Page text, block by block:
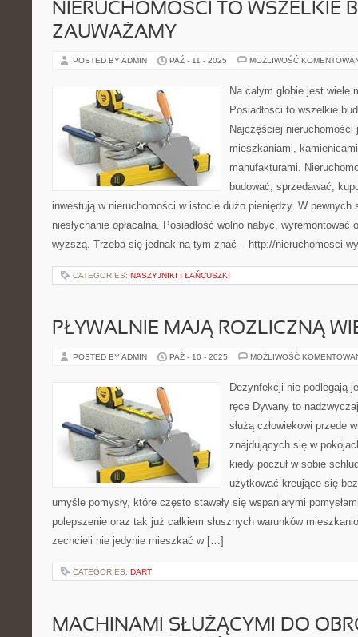
NIERUCHOMOŚCI TO WSZELKIE
ZAUWAŻAMY
POSTED BY ADMIN PAŹ - 11 - 2025 MOŻLIWOŚĆ
Na całym globie jest wiele
Posiadłości to wszelkie
Najczęściej
mieszkaniami,
manufakturami.
budować, sprzedawać,
inwestują w nieruchomości w istocie dużo pieniędzy. W
niesłychanie opłacalna. Posiadłość wolno nabyć,
wyższą. Trzeba się jednak na tym znać – http://nieruchomosci-
CATEGORIES: NASZYJNIKI I ŁAŃCUSZKI
PŁYWALNIE MAJĄ ROZLICZNĄ
POSTED BY ADMIN PAŹ - 10 - 2025 MOŻLIWOŚĆ
Dezynfekcji nie podlegają
ręce Dywany to
służą człowiekowi przede
znajdujących się w
kiedy poczuł w sobie
użytkować kreujące się
umyśle pomysły, które często stawały się wspaniałymi
polepszenie oraz tak już całkiem słusznych warunków
zechcieli nie jedynie mieszkać w […]
CATEGORIES: DART
MACHINAMI SŁUŻĄCYMI DO